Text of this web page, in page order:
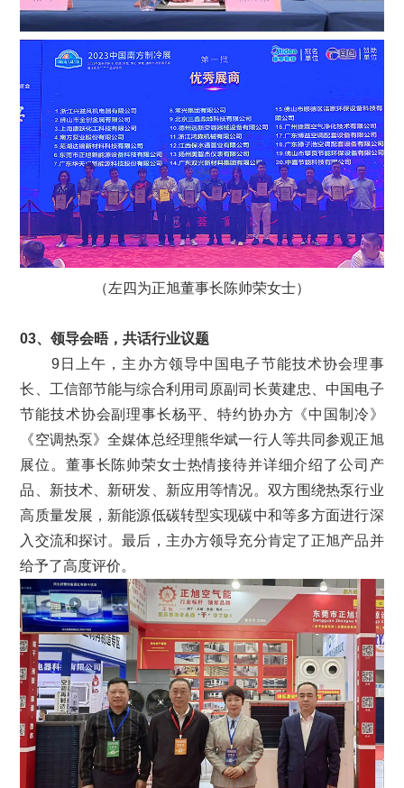
（左四为正旭董事长陈帅荣女士）
03、领导会晤，共话行业议题
9日上午，主办方领导中国电子节能技术协会理事
长、工信部节能与综合利用司原副司长黄建忠、中国电子
节能技术协会副理事长杨平、特约协办方《中国制冷》
《空调热泵》全媒体总经理熊华斌一行人等共同参观正旭
展位。董事长陈帅荣女士热情接待并详细介绍了公司产
品、新技术、新研发、新应用等情况。双方围绕热泵行业
高质量发展，新能源低碳转型实现碳中和等多方面进行深
入交流和探讨。最后，主办方领导充分肯定了正旭产品并
给予了高度评价。